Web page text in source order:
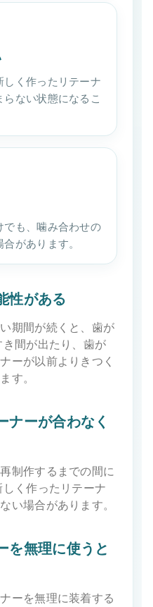
く作ったリテーナ
ない状態になるこ
でも、噛み合わせの
があります。
性がある
期間が続くと、歯が
間が出たり、歯が
ーが以前よりきつく
す。
ナーが合わなく
制作するまでの間に
く作ったリテーナ
い場合があります。
を無理に使うと
ーを無理に装着する